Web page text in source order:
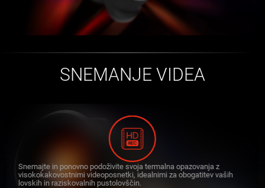
SNEMANJE VIDEA
Snemajte in ponovno podoživite svoja termalna opazovanja z
visokokakovostnimi videoposnetki, idealnimi za obogatitev vaših
lovskih in raziskovalnih pustolovščin.